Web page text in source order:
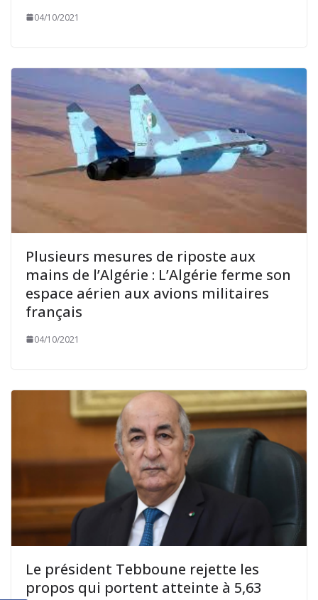
04/10/2021
Plusieurs mesures de riposte aux
mains de l’Algérie : L’Algérie ferme son
espace aérien aux avions militaires
français
04/10/2021
Le président Tebboune rejette les
propos qui portent atteinte à 5,63